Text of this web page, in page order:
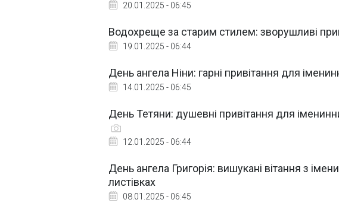
20.01.2025 - 06:45
Водохреще за старим стилем: зворушливі
19.01.2025 - 06:44
День ангела Ніни: гарні привітання для
14.01.2025 - 06:45
День Тетяни: душевні привітання для
12.01.2025 - 06:44
День ангела Григорія: вишукані вітання з
листівках
08.01.2025 - 06:45